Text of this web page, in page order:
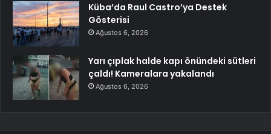
Küba’da Raul Castro’ya Destek
Gösterisi
Ağustos 6, 2026
Yarı çıplak halde kapı önündeki sütleri
çaldı! Kameralara yakalandı
Ağustos 6, 2026